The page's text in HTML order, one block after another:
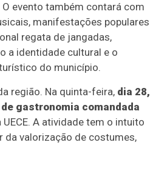
O evento também contará com
manifestações populares
regata de jangadas,
a identidade cultural e o
do município.
região. Na quinta-feira, dia 28,
gastronomia comandada
A atividade tem o intuito
da valorização de costumes,